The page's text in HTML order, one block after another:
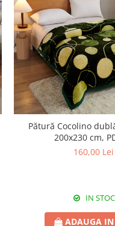
Pătură Cocolino
200x230 cm,
160,00 Lei
IN STOC
ADAUGA IN